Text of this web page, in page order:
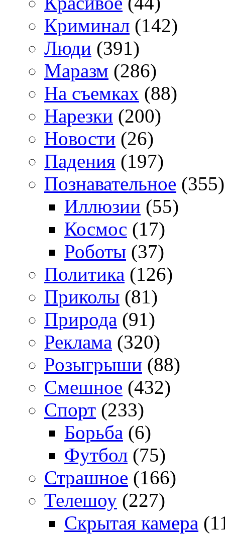
Криминал (142)
Люди (391)
Маразм (286)
На съемках (88)
Нарезки (200)
Новости (26)
Падения (197)
Познавательное (355)
Иллюзии (55)
Космос (17)
Роботы (37)
Политика (126)
Приколы (81)
Природа (91)
Реклама (320)
Розыгрыши (88)
Смешное (432)
Спорт (233)
Борьба (6)
Футбол (75)
Страшное (166)
Телешоу (227)
Скрытая камера